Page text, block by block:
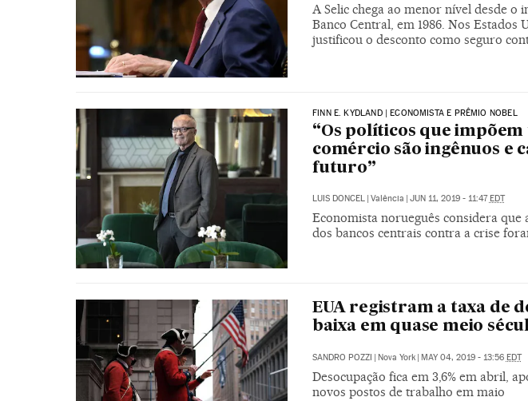
A Selic chega ao menor nível desde o
Banco Central, em 1986. Nos Estados
justificou o desconto como seguro
FINN E. KYDLAND | ECONOMISTA E PRÊMIO NOBEL
“Os políticos que impõem
comércio são ingênuos e
futuro”
LUIS DONCEL | Valência | JUN 11, 2019 - 11:47EDT
Economista norueguês considera
dos bancos centrais contra a crise
EUA registram a taxa de
baixa em quase meio
SANDRO POZZI Nova York MAY 04, 2019 - 13:56 EDT
Desocupação fica em 3,6% em abril,
novos postos de trabalho em maio